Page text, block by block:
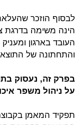
לבסוף הוזכר
הינה משימה בדרגת
העובד בארגון
והתחתונה של
בפרק זה, נעסוק
על ניהול משפר
תפקיד המאמן